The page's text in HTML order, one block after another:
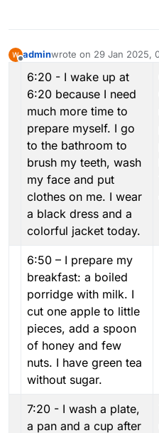
adminwrote on 29 Jan 2025,
last edited by
6:20 - I wake up at
6:20 because I need
much more time to
prepare myself. I go
to the bathroom to
brush my teeth, wash
my face and put
clothes on me. I wear
a black dress and a
colorful jacket today.
6:50 – I prepare my
breakfast: a boiled
porridge with milk. I
cut one apple to little
pieces, add a spoon
of honey and few
nuts. I have green tea
without sugar.
7:20 - I wash a plate,
a pan and a cup after